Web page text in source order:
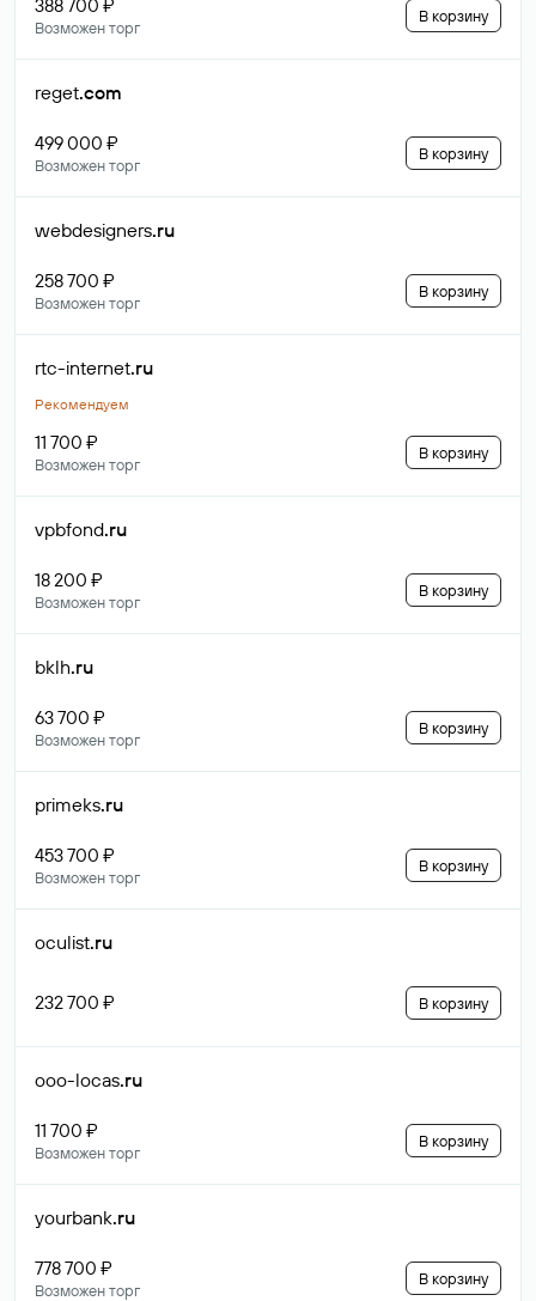
388 700 ₽
Возможен торг
В корзину
reget.com
499 000 ₽
Возможен торг
В корзину
webdesigners.ru
258 700 ₽
Возможен торг
В корзину
rtc-internet.ru
Рекомендуем
11 700 ₽
Возможен торг
В корзину
vpbfond.ru
18 200 ₽
Возможен торг
В корзину
bklh.ru
63 700 ₽
Возможен торг
В корзину
primeks.ru
453 700 ₽
Возможен торг
В корзину
oculist.ru
232 700 ₽ В корзину
ooo-locas.ru
11 700 ₽
Возможен торг
В корзину
yourbank.ru
778 700 ₽
Возможен торг
В корзину